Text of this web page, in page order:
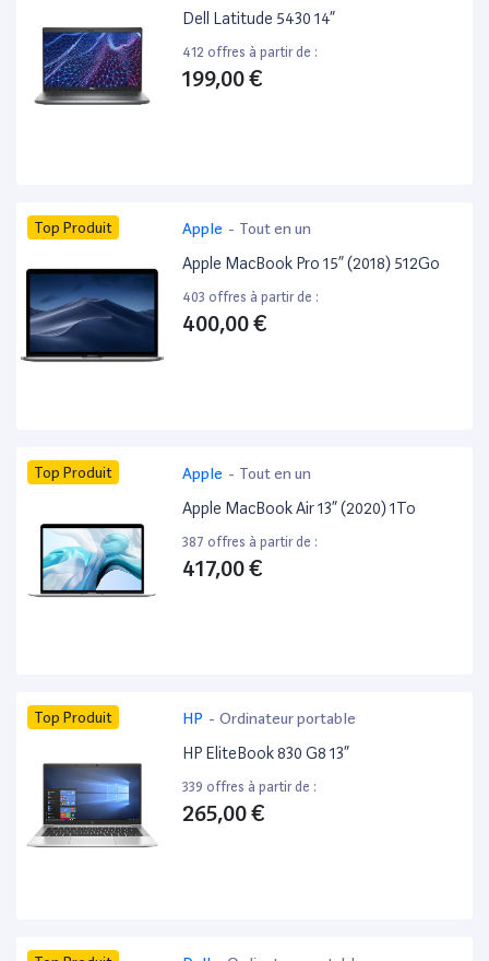
Dell Latitude 5430 14”
412 offres à partir de :
199,00 €
Top Produit Apple - Tout en un
Apple MacBook Pro 15” (2018) 512Go
403 offres à partir de :
400,00 €
Top Produit Apple - Tout en un
Apple MacBook Air 13” (2020) 1To
387 offres à partir de :
417,00 €
Top Produit HP - Ordinateur portable
HP EliteBook 830 G8 13”
339 offres à partir de :
265,00 €